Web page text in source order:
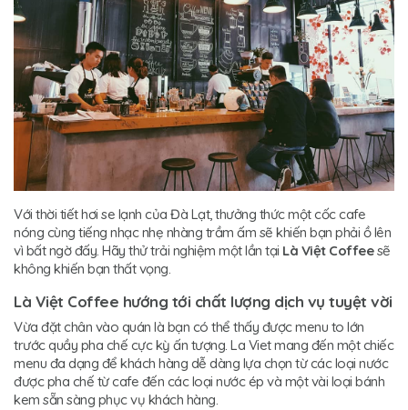
Với thời tiết hơi se lạnh của Đà Lạt, thưởng thức một cốc cafe
nóng cùng tiếng nhạc nhẹ nhàng trầm ấm sẽ khiến bạn phải ồ lên
vì bất ngờ đấy. Hãy thử trải nghiệm một lần tại Là Việt Coffeesẽ
không khiến bạn thất vọng.
Là Việt Coffee hướng tới chất lượng dịch vụ tuyệt vời
Vừa đặt chân vào quán là bạn có thể thấy được menu to lớn
trước quầy pha chế cực kỳ ấn tượng. La Viet mang đến một chiếc
menu đa dạng để khách hàng dễ dàng lựa chọn từ các loại nước
được pha chế từ cafe đến các loại nước ép và một vài loại bánh
kem sẵn sàng phục vụ khách hàng.